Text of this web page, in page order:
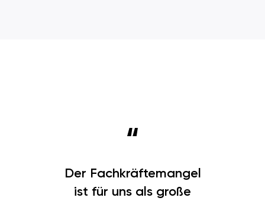
Der Fachkräftemangel
ist für uns als große